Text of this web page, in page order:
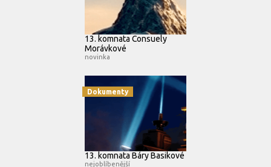
13. komnata Consuely
Morávkové
novinka
Dokumenty
13. komnata Báry Basikové
nejoblíbenější